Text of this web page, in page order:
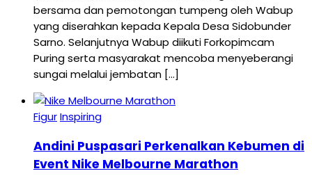
bersama dan pemotongan tumpeng oleh Wabup
yang diserahkan kepada Kepala Desa Sidobunder
Sarno. Selanjutnya Wabup diikuti Forkopimcam
Puring serta masyarakat mencoba menyeberangi
sungai melalui jembatan […]
FigurInspiring
Andini Puspasari Perkenalkan Kebumen di
Event Nike Melbourne Marathon